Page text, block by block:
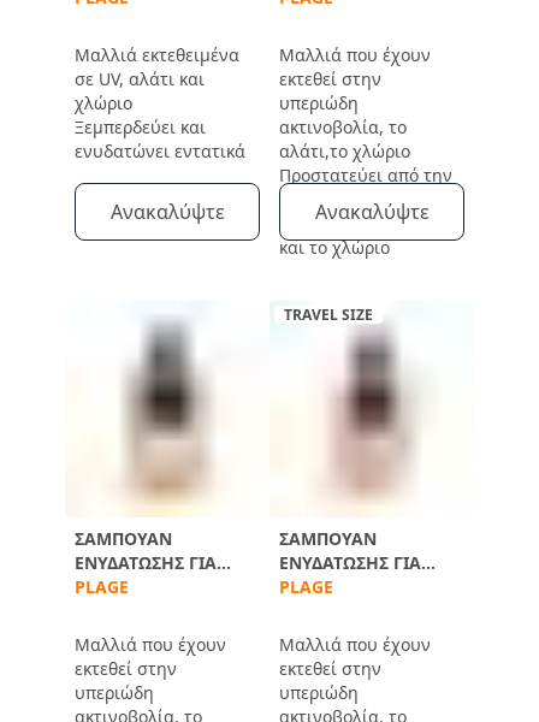
Μαλλιά εκτεθειμένα
σε UV, αλάτι και
χλώριο
Ξεμπερδεύει και
ενυδατώνει εντατικά
Ανακαλύψτε
Μαλλιά που έχουν
εκτεθεί στην
υπεριώδη
ακτινοβολία, το
αλάτι,το χλώριο
Προστατεύει από την
υπεριώδη
ακτινοβολία, το αλάτι
και το χλώριο
Ανακαλύψτε
ΣΑΜΠΟΥΆΝ
ΕΝΥΔΆΤΩΣΗΣ ΓΙΑ
ΜΕΤΆ ΤΟΝ ΉΛΙΟ
PLAGE
Μαλλιά που έχουν
εκτεθεί στην
υπεριώδη
ακτινοβολία, το
TRAVEL SIZE
ΣΑΜΠΟΥΆΝ
ΕΝΥΔΆΤΩΣΗΣ ΓΙΑ
ΜΕΤΆ ΤΟΝ ΉΛΙΟ
PLAGE
Μαλλιά που έχουν
εκτεθεί στην
υπεριώδη
ακτινοβολία, το